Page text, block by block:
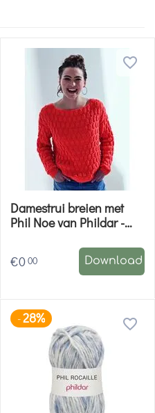
Damestrui breien met
Phil Noe van Phildar -
€000 Download
-28%